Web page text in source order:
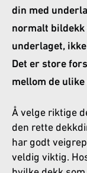
din med
normalt
underlaget,
Det er store
mellom de
Å velge riktige
den rette
har godt
veldig viktig.